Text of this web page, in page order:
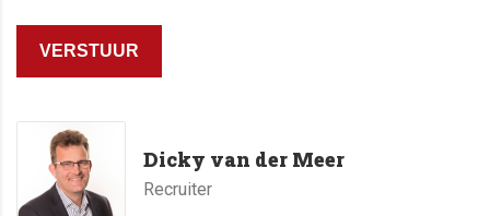
VERSTUUR
Dicky van der Meer
Recruiter